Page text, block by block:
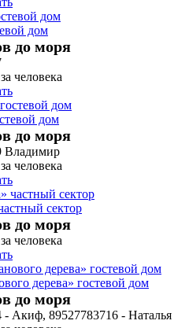
дом
до моря
человека
дом
до моря
Владимир
человека
сектор
до моря
человека
дерева» гостевой дом
до моря
- Акиф, 89527783716 - Наталья